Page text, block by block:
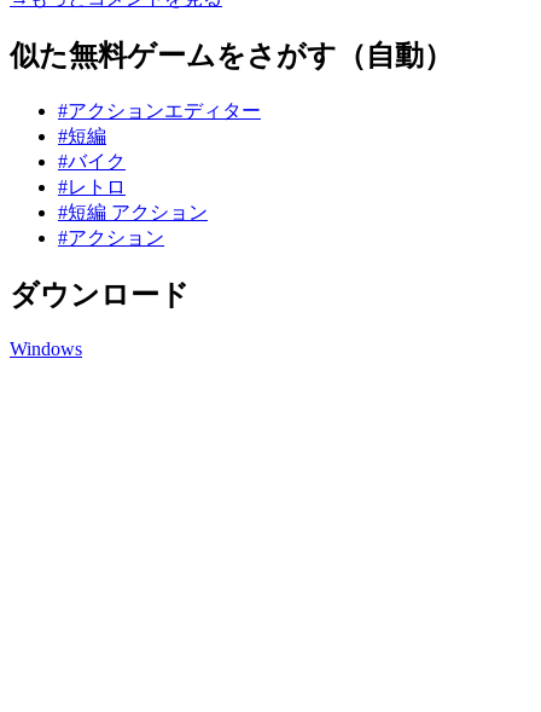
似た無料ゲームをさがす（自動）
#アクションエディター
#短編
#バイク
#レトロ
#短編 アクション
#アクション
ダウンロード
Windows